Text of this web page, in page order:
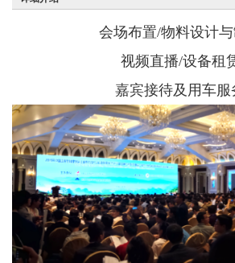
会场布置/物料设计
视频直播/设备租
嘉宾接待及用车服